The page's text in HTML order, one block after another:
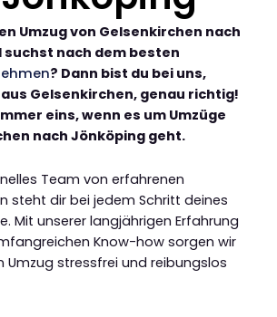
Umzug von Gelsenkirchen nach
suchst nach dem besten
? Dann bist du bei uns,
Gelsenkirchen, genau richtig!
eins, wenn es um Umzüge
nach Jönköping geht.
Team von erfahrenen
steht dir bei jedem Schritt deines
Mit unserer langjährigen Erfahrung
Know-how sorgen wir
Umzug stressfrei und reibungslos